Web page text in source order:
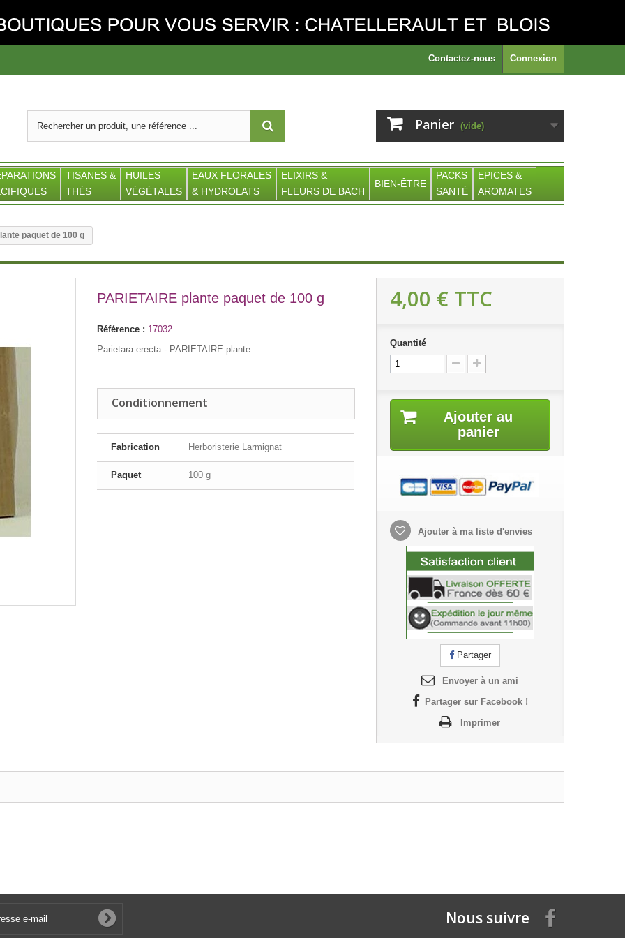
Connexion
Contactez-nous
Panier (vide)
TISANES &
THÉS
HUILES
VÉGÉTALES
EAUX FLORALES
& HYDROLATS
ELIXIRS &
FLEURS DE BACH
BIEN-ÊTRE
PACKS
SANTÉ
EPICES &
AROMATES
paquet de 100 g
PARIETAIRE plante paquet de 100 g
Référence : 17032
Parietara erecta - PARIETAIRE plante
Conditionnement
Fabrication Herboristerie Larmignat
Paquet 100 g
4,00 € TTC
Quantité
Ajouter au
panier
Ajouter à ma liste d'envies
Partager
Envoyer à un ami
Partager sur Facebook !
Imprimer
Nous suivre